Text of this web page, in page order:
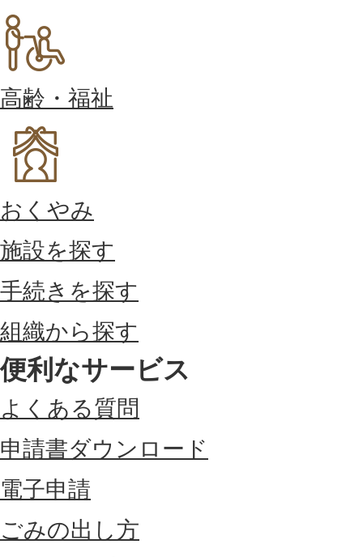
高齢・福祉
おくやみ
施設を探す
手続きを探す
組織から探す
便利なサービス
よくある質問
申請書ダウンロード
電子申請
ごみの出し方